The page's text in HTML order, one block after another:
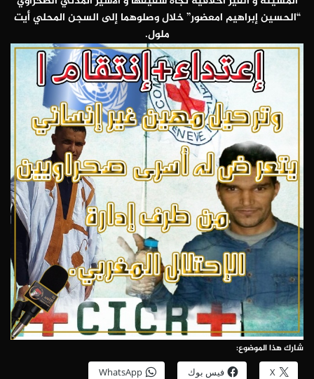
“الحسين إبراهيم امعضور” خلال وصلوهما إلى السجن المحلي أيت
ملول.
شارك هذا الموضوع:
X فيس بوك WhatsApp